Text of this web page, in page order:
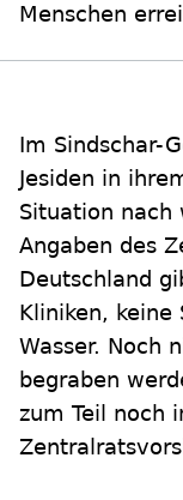
Menschen
Im Sindschar-
Jesiden in
Situation nach
Angaben des
Deutschland
Kliniken, keine
Wasser. Noch
begraben
zum Teil noch